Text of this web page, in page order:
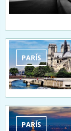
PARÍS
PARÍS